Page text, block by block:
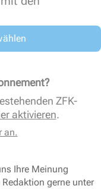
ZFK-
aktivieren.
an.
Ihre Meinung
gerne unter